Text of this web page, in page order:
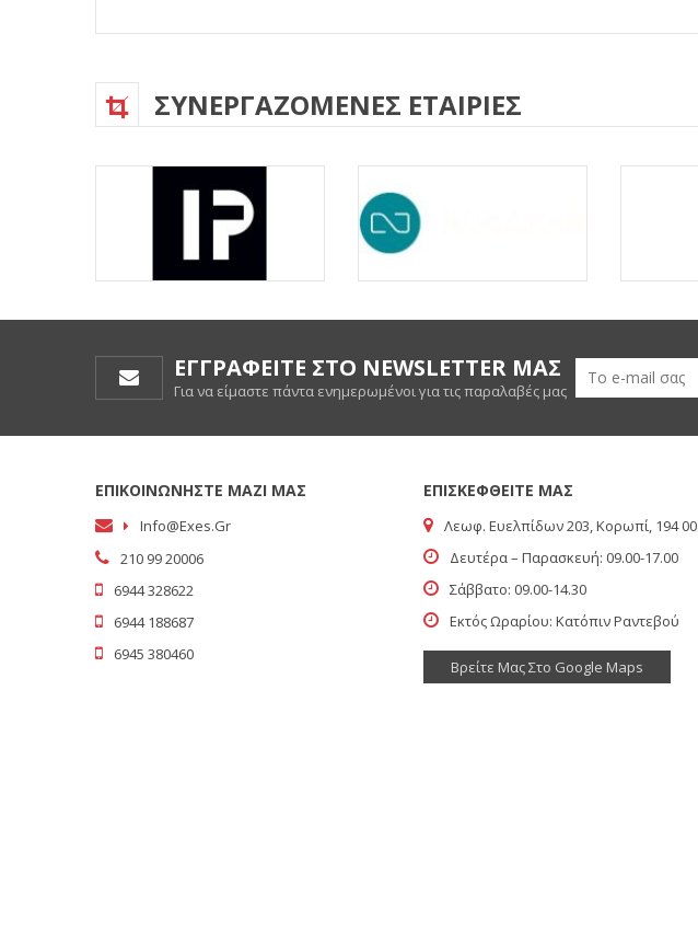
ΣΥΝΕΡΓΑΖΟΜΕΝΕΣ ΕΤΑΙΡΙΕΣ
ΕΓΓΡΑΦΕΙΤΕ ΣΤΟ NEWSLETTER ΜΑΣ
Για να είμαστε πάντα ενημερωμένοι για τις παραλαβές μας
ΕΠΙΚΟΙΝΩΝΗΣΤΕ ΜΑΖΙ ΜΑΣ
Info@exes.gr
210 99 20006
6944 328622
6944 188687
6945 380460
ΕΠΙΣΚΕΦΘΕΙΤΕ ΜΑΣ
Λεωφ. Ευελπίδων 203, Κορωπί, 194 00
Δευτέρα – Παρασκευή: 09.00-17.00
Σάββατο: 09.00-14.30
Εκτός Ωραρίου: Κατόπιν Ραντεβού
Βρείτε Μας Στο Google Maps